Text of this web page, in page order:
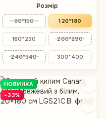
Розмір
80*150 120*180
160*230 200*290
240*340 300*400
НОВИНКА
−33%